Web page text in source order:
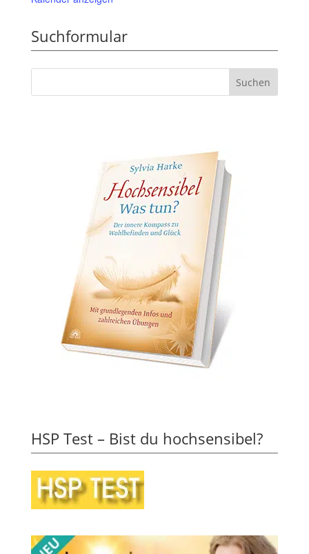
Suchformular
HSP Test – Bist du hochsensibel?